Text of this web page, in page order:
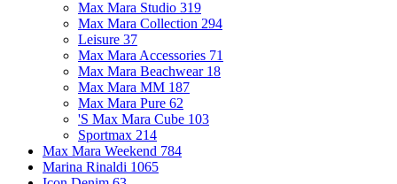
Max Mara Studio 319
Max Mara Collection 294
Leisure 37
Max Mara Accessories 71
Max Mara Beachwear 18
Max Mara MM 187
Max Mara Pure 62
'S Max Mara Cube 103
Sportmax 214
Max Mara Weekend 784
Marina Rinaldi 1065